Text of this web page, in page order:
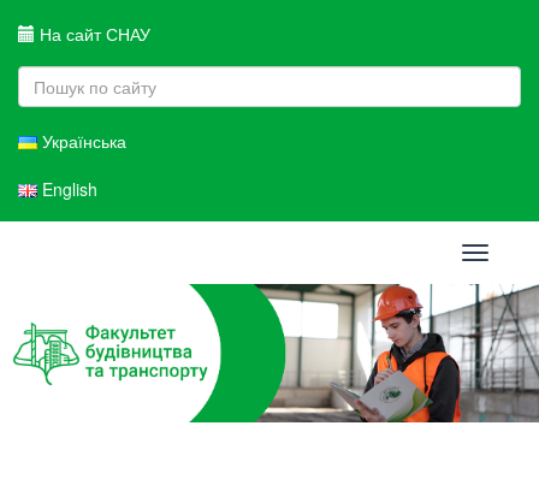
На сайт СНАУ
Українська
English
Toggle